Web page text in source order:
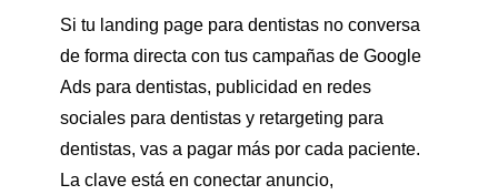
Si tu landing page para dentistas no conversa
de forma directa con tus campañas de Google
Ads para dentistas, publicidad en redes
sociales para dentistas y retargeting para
dentistas, vas a pagar más por cada paciente.
La clave está en conectar anuncio,